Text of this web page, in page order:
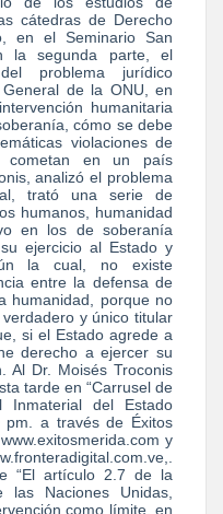
cátedras de Derecho
en el Seminario San
la segunda parte, el
problema jurídico
de la ONU, en
humanitaria
cómo se debe
violaciones de
cometan en un país
analizó el problema
trató una serie de
humanos, humanidad
en los de soberanía
ejercicio al Estado y
la cual, no existe
entre la defensa de
humanidad, porque no
y único titular
si el Estado agrede a
derecho a ejercer su
Al Dr. Moisés Troconis
tarde en “Carrusel de
Inmaterial del Estado
a través de Éxitos
y
“El artículo 2.7 de la
Naciones Unidas,
como límite, en